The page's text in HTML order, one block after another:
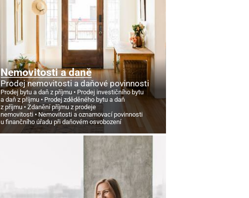
Nemovitosti a daně
Prodej nemovitosti a daňové povinnosti
Prodej bytu a daň z příjmu
Prodej investičního bytu
a daň z příjmu
Prodej zděděného bytu a daň
z příjmu
Zdanění příjmu z prodeje
nemovitosti
Nemovitosti a oznamovací povinnosti
u finančního úřadu při daňovém osvobození